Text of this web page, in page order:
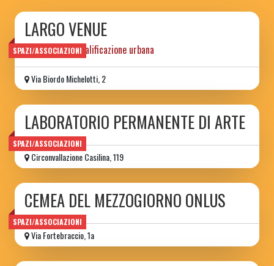
SPAZI/ASSOCIAZIONI
LARGO VENUE
progetto di riqualificazione urbana
Via Biordo Michelotti, 2
SPAZI/ASSOCIAZIONI
LABORATORIO PERMANENTE DI ARTE
Circonvallazione Casilina, 119
SPAZI/ASSOCIAZIONI
CEMEA DEL MEZZOGIORNO ONLUS
Via Fortebraccio, 1a